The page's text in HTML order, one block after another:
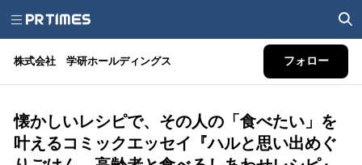
株式会社 学研ホールディングス フォロー
懐かしいレシピで、その人の「食べたい」を
叶えるコミックエッセイ『ハルと思い出めぐ